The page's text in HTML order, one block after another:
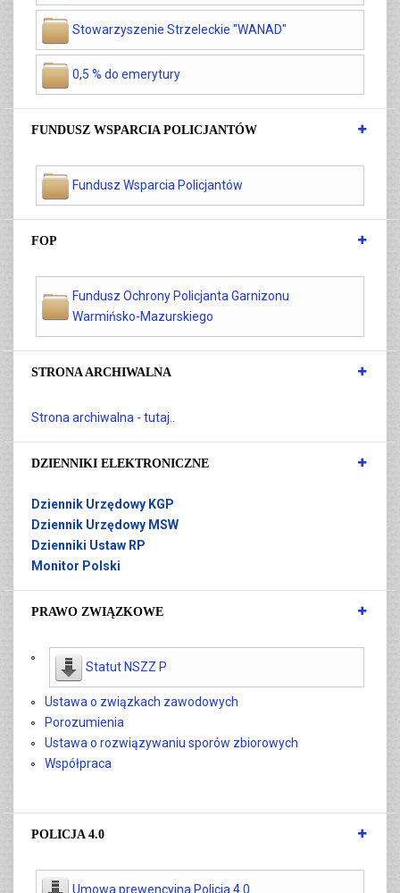
Stowarzyszenie Strzeleckie "WANAD"
0,5 % do emerytury
FUNDUSZ WSPARCIA POLICJANTÓW
Fundusz Wsparcia Policjantów
FOP
Fundusz Ochrony Policjanta Garnizonu
Warmińsko-Mazurskiego
STRONA ARCHIWALNA
Strona archiwalna - tutaj..
DZIENNIKI ELEKTRONICZNE
Dziennik Urzędowy KGP
Dziennik Urzędowy MSW
Dzienniki Ustaw RP
Monitor Polski
PRAWO ZWIĄZKOWE
Statut NSZZ P
Ustawa o związkach zawodowych
Porozumienia
Ustawa o rozwiązywaniu sporów zbiorowych
Współpraca
POLICJA 4.0
Umowa prewencyjna Policja 4.0